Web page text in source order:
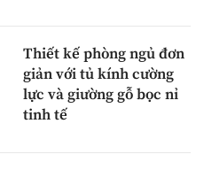
Thiết kế phòng ngủ đơn
giản với tủ kính cường
lực và giường gỗ bọc nỉ
tinh tế